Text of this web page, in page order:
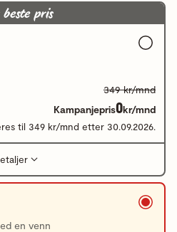
beste pris
349 kr/mnd
Kampanjepris0kr/mnd
til 349 kr/mnd etter 30.09.2026.
en venn